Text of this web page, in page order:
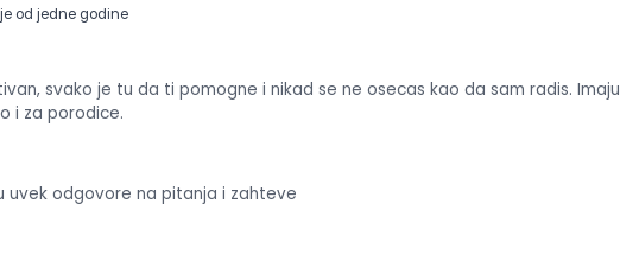
od jedne godine
svako je tu da ti pomogne i nikad se ne osecas kao da sam radis. Imaju
i za porodice.
uvek odgovore na pitanja i zahteve